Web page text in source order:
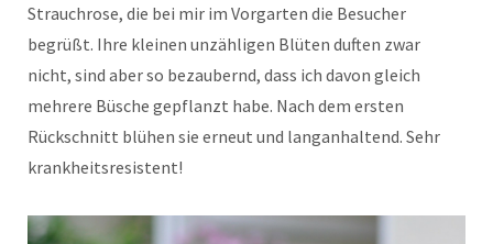
Strauchrose, die bei mir im Vorgarten die Besucher
begrüßt. Ihre kleinen unzähligen Blüten duften zwar
nicht, sind aber so bezaubernd, dass ich davon gleich
mehrere Büsche gepflanzt habe. Nach dem ersten
Rückschnitt blühen sie erneut und langanhaltend. Sehr
krankheitsresistent!